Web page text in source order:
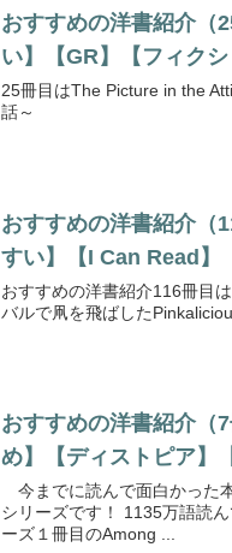
おすすめの洋書紹介
い】【GR】【フィクシ
25冊目はThe Picture in the
話～
おすすめの洋書紹介
すい】【I Can Read】
おすすめの洋書紹介116冊目
バルで凧を飛ばした
おすすめの洋書紹介（
め】【ディストピア】
今までに読んで面白かった
シリーズです！ 1135万語読
ーズ１冊目のAmong ...